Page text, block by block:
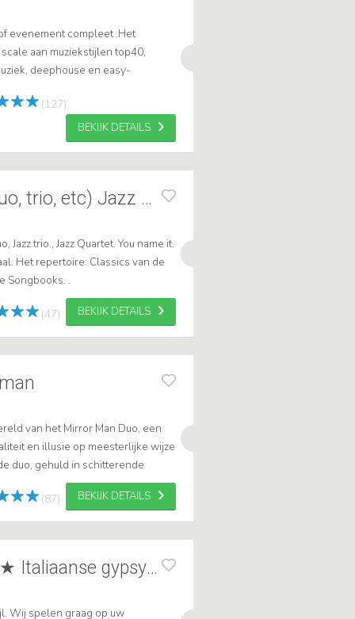
evenement compleet .Het
aan muziekstijlen top40,
deephouse en easy-
Robert nu via showbird! Het is
(127)
BEKIJK DETAILS
Everything OK (duo, trio, etc) Jazz more
Jazz trio., Jazz Quartet. You name it.
Het repertoire: Classics van de
Songbooks. .
(47) BEKIJK DETAILS
van het Mirror Man Duo, een
en illusie op meesterlijke wijze
duo, gehuld in schitterende
een ongekende dosis magie toe
(87) BEKIJK DETAILS
The Maccaferris ★ Italiaanse gypsy jazz
Wij spelen graag op uw